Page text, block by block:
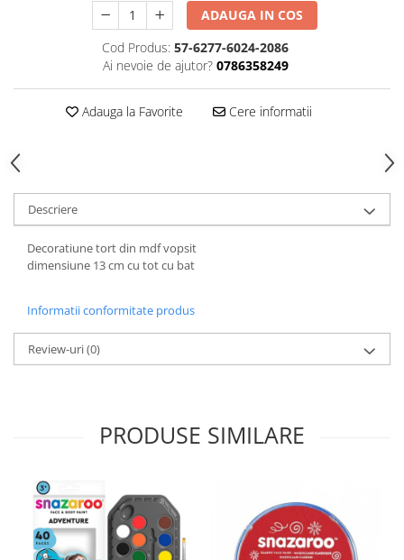
Carton Colorat
Hartie Colorata
Instrumente de scris
Accesorii scriere
Creioane automate , mine
Creioane grafice
Cu stergere
Pixuri
Rollere
Stilouri
Lipici Lichid
Markere si Carioci
Carioci
ADAUGA IN COS
Cod Produs: 57-6277-6024-2086
Ai nevoie de ajutor? 0786358249
Adauga la Favorite Cere informatii
Descriere
Decoratiune tort din mdf vopsit
dimensiune 13 cm cu tot cu bat
Informatii conformitate produs
Review-uri(0)
PRODUSE SIMILARE